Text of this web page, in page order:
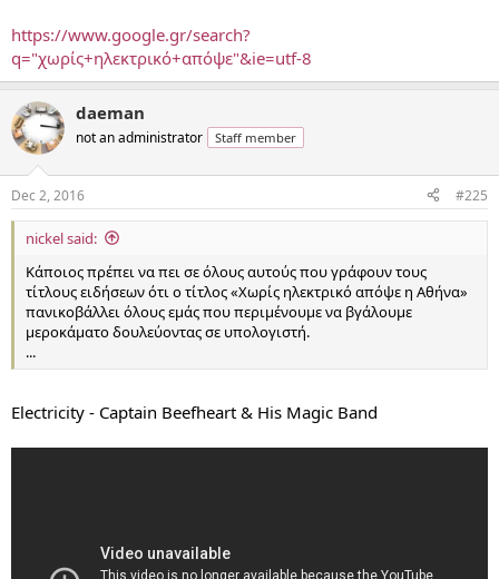
https://www.google.gr/search?
q="χωρίς+ηλεκτρικό+απόψε"&ie=utf-8
daeman
not an administrator Staff member
Dec 2, 2016 #225
nickel said:
Κάποιος πρέπει να πει σε όλους αυτούς που γράφουν τους
τίτλους ειδήσεων ότι ο τίτλος «Χωρίς ηλεκτρικό απόψε η Αθήνα»
πανικοβάλλει όλους εμάς που περιμένουμε να βγάλουμε
μεροκάματο δουλεύοντας σε υπολογιστή.
...
Electricity - Captain Beefheart & His Magic Band